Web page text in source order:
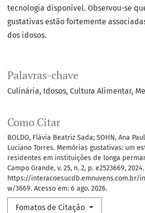
Palavras-chave
Culinária Idosos Cultura Alimentar
Como Citar
BOLDO, Flávia Beatriz Sada; SOHN, Ana
Luciano Torres. Memórias gustativas: um
residentes em instituições de longa
Campo Grande, v. 25, n. 2, p. e2523669,
https://interacoesucdb.emnuvens.com.br/
w/3669. Acesso em: 6 ago. 2026.
Fomatos de Citação
tecnologia disponível. Observou-se
gustativas estão fortemente
dos idosos.